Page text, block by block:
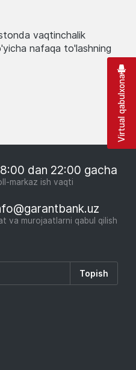
vaqtinchalik
nafaqa to'lashning
dan 22:00 gacha
markaz ish vaqti
va murojaatlarni qabul qilish
Topish
Virtual qabulxona